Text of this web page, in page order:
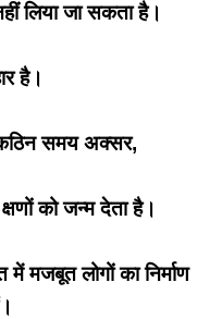
लिया जा सकता है।
है।
समय अक्सर,
को जन्म देता है।
मजबूत लोगों का निर्माण